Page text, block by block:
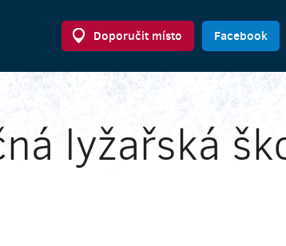
Doporučit místo Facebook
lyžařská